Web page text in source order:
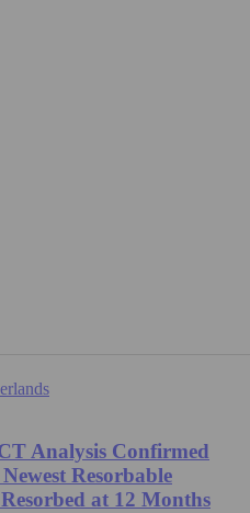
Analysis Confirmed
Resorbable
at 12 Months